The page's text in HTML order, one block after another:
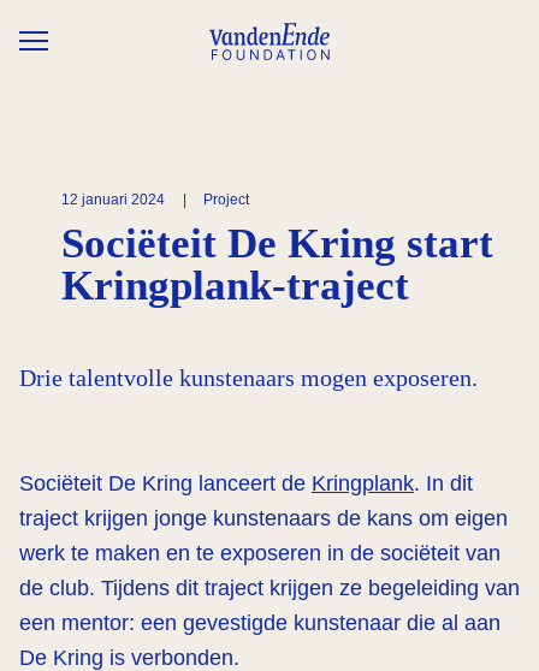
Overslaan en naar de inhoud gaan
12 januari 2024 Project
Sociëteit De Kring start
Kringplank-traject
Drie talentvolle kunstenaars mogen exposeren.
Sociëteit De Kring lanceert de Kringplank. In dit
traject krijgen jonge kunstenaars de kans om eigen
werk te maken en te exposeren in de sociëteit van
de club. Tijdens dit traject krijgen ze begeleiding van
een mentor: een gevestigde kunstenaar die al aan
De Kring is verbonden.